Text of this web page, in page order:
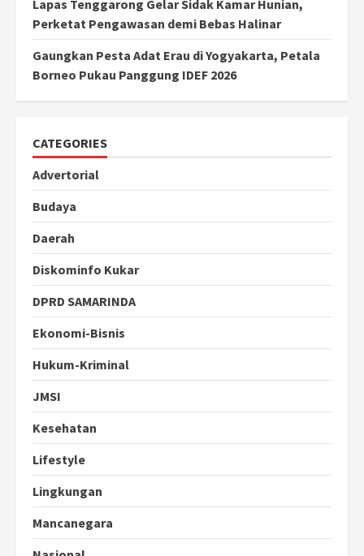
Lapas Tenggarong Gelar Sidak Kamar Hunian,
Perketat Pengawasan demi Bebas Halinar
Gaungkan Pesta Adat Erau di Yogyakarta, Petala
Borneo Pukau Panggung IDEF 2026
CATEGORIES
Advertorial
Budaya
Daerah
Diskominfo Kukar
DPRD SAMARINDA
Ekonomi-Bisnis
Hukum-Kriminal
JMSI
Kesehatan
Lifestyle
Lingkungan
Mancanegara